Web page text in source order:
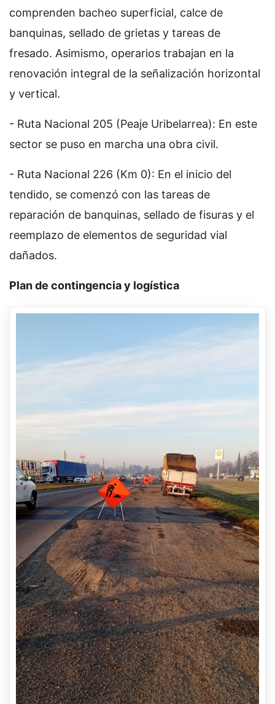
comprenden bacheo superficial, calce de
banquinas, sellado de grietas y tareas de
fresado. Asimismo, operarios trabajan en la
renovación integral de la señalización horizontal
y vertical.
- Ruta Nacional 205 (Peaje Uribelarrea): En este
sector se puso en marcha una obra civil.
- Ruta Nacional 226 (Km 0): En el inicio del
tendido, se comenzó con las tareas de
reparación de banquinas, sellado de fisuras y el
reemplazo de elementos de seguridad vial
dañados.
Plan de contingencia y logística